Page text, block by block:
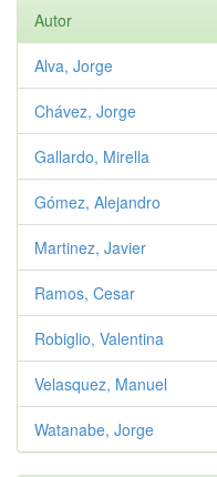
Autor
Alva, Jorge
Chávez, Jorge
Gallardo, Mirella
Gómez, Alejandro
Martinez, Javier
Ramos, Cesar
Robiglio, Valentina
Velasquez, Manuel
Watanabe, Jorge